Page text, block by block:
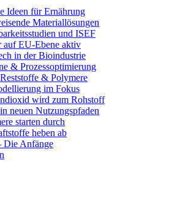
Ideen für Ernährung
Materiallösungen
und ISEF
auf EU-Ebene aktiv
in der Bioindustrie
& Prozessoptimierung
& Polymere
im Fokus
wird zum Rohstoff
neuen Nutzungspfaden
starten durch
heben ab
Die Anfänge